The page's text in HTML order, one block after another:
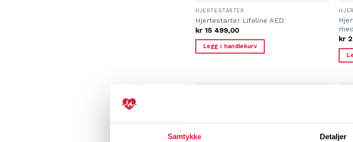
Samtykke Detaljer
HJERTESTARTER
Hjertestarter Lifeline AED
kr 15 499,00
Legg i handlekurv
kr